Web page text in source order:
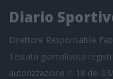
Diario
Direttore Responsabile
Testata giornalistica
autorizzazione n. 18 del